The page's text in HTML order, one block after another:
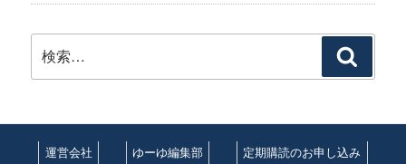
索
運営会社 ゆーゆ編集部 定期購読のお申し込み